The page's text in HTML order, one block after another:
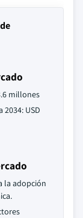
millones
USD
la adopción